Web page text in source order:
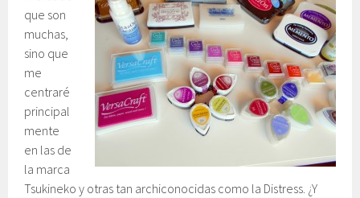
que son
muchas,
sino que
me
centraré
principal
mente
en las de
la marca
Tsukineko y otras tan archiconocidas como la Distress. ¿Y